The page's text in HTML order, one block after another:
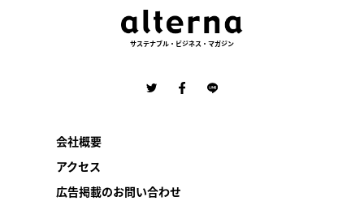
サステナブル・ビジネス・マガジン
会社概要
アクセス
広告掲載のお問い合わせ